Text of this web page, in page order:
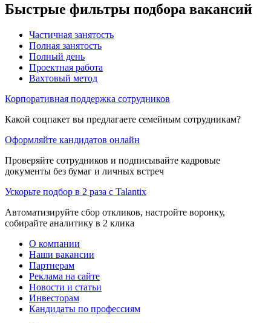
Быстрые фильтры подбора вакансий
Частичная занятость
Полная занятость
Полный день
Проектная работа
Вахтовый метод
Корпоративная поддержка сотрудников
Какой соцпакет вы предлагаете семейным сотрудникам?
Оформляйте кандидатов онлайн
Проверяйте сотрудников и подписывайте кадровые
документы без бумаг и личных встреч
Ускорьте подбор в 2 раза с Talantix
Автоматизируйте сбор откликов, настройте воронку,
собирайте аналитику в 2 клика
О компании
Наши вакансии
Партнерам
Реклама на сайте
Новости и статьи
Инвесторам
Кандидаты по профессиям